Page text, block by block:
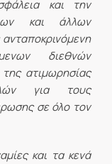
και την
και άλλων
διεθνών
ατιμωρησίας
για τους
σε όλο τον
και τα κενά